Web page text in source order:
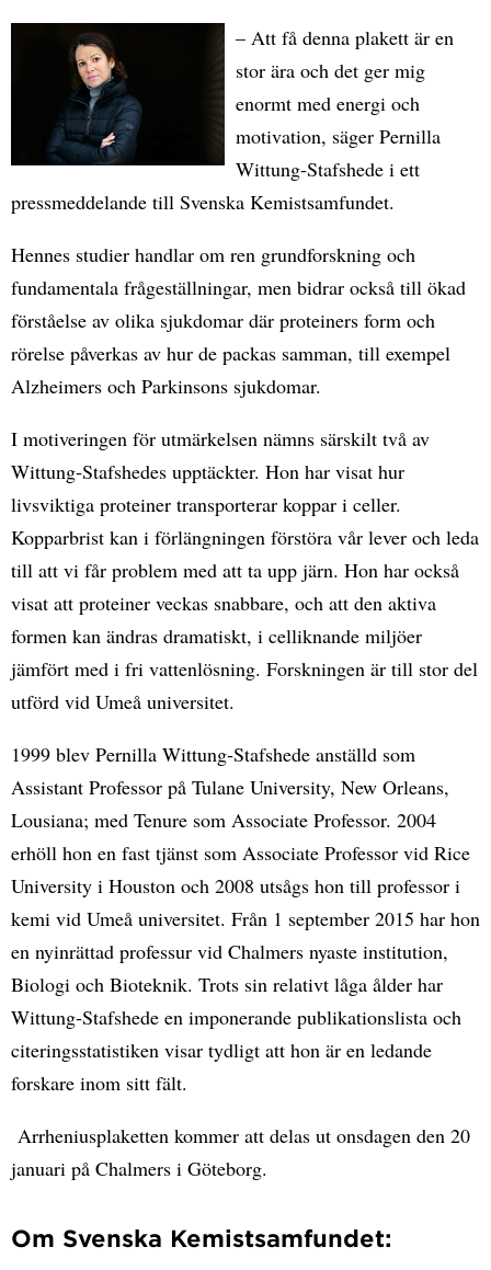
– Att få denna plakett är en
stor ära och det ger mig
enormt med energi och
motivation, säger Pernilla
Wittung‐Stafshede i ett
pressmeddelande till Svenska Kemistsamfundet.
Hennes studier handlar om ren grundforskning och
fundamentala frågeställningar, men bidrar också till ökad
förståelse av olika sjukdomar där proteiners form och
rörelse påverkas av hur de packas samman, till exempel
Alzheimers och Parkinsons sjukdomar.
I motiveringen för utmärkelsen nämns särskilt två av
Wittung‐Stafshedes upptäckter. Hon har visat hur
livsviktiga proteiner transporterar koppar i celler.
Kopparbrist kan i förlängningen förstöra vår lever och leda
till att vi får problem med att ta upp järn. Hon har också
visat att proteiner veckas snabbare, och att den aktiva
formen kan ändras dramatiskt, i celliknande miljöer
jämfört med i fri vattenlösning. Forskningen är till stor del
utförd vid Umeå universitet.
1999 blev Pernilla Wittung‐Stafshede anställd som
Assistant Professor på Tulane University, New Orleans,
Lousiana; med Tenure som Associate Professor. 2004
erhöll hon en fast tjänst som Associate Professor vid Rice
University i Houston och 2008 utsågs hon till professor i
kemi vid Umeå universitet. Från 1 september 2015 har hon
en nyinrättad professur vid Chalmers nyaste institution,
Biologi och Bioteknik. Trots sin relativt låga ålder har
Wittung‐Stafshede en imponerande publikationslista och
citeringsstatistiken visar tydligt att hon är en ledande
forskare inom sitt fält.
Arrheniusplaketten kommer att delas ut onsdagen den 20
januari på Chalmers i Göteborg.
Om Svenska Kemistsamfundet: